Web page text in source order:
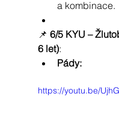
a kombinace.
📌 6/5 KYU –
6 let):
Pády:
https://youtu.be/